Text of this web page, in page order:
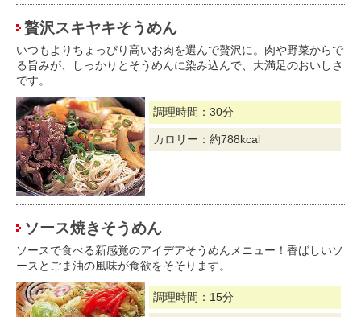
贅沢スキヤキそうめん
いつもよりちょっぴり高いお肉を選んで贅沢に。肉や野菜からで
る旨みが、しっかりとそうめんに染み込んで、大満足のおいしさ
です。
調理時間：30分
カロリー：約788kcal
ソース焼きそうめん
ソースで食べる新感覚のアイデアそうめんメニュー！香ばしいソ
ースとごま油の風味が食欲をそそります。
調理時間：15分